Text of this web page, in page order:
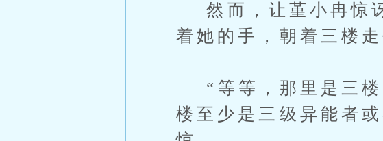
然而，让堇小冉惊
着她的手，朝着三楼走
“等等，那里是三楼
楼至少是三级异能者